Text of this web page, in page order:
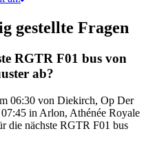
gestellte Fragen
RGTR F01 bus von
ab?
06:30 von Diekirch, Op Der
in Arlon, Athénée Royale
die nächste RGTR F01 bus